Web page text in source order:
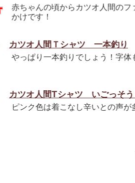
赤ちゃんの頃からカツオ人間の
かけです！
カツオ人間Ｔシャツ 一本釣り
やっぱり一本釣りでしょう！字体
カツオ人間Tシャツ いごっそ
ピンク色は着こなし辛いとの声が